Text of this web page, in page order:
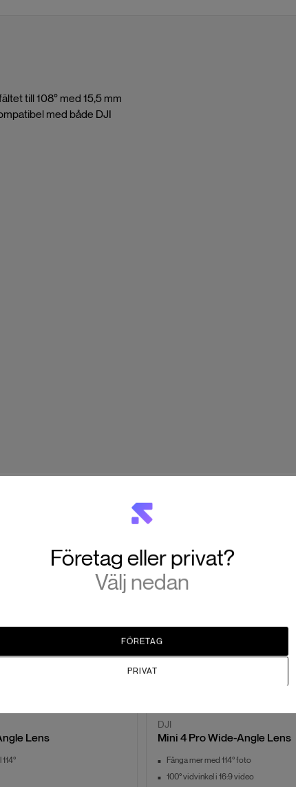
till 108° med 15,5 mm
med både DJI
Lens
DJI
Mini 4 Pro Wide-Angle Lens
Fånga mer med 114° foto
100° vidvinkel i 16:9 video
Företag eller privat?
Välj nedan
FÖRETAG
PRIVAT